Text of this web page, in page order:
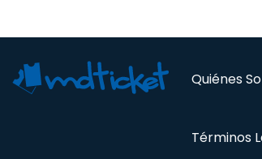
Quiénes
Términos